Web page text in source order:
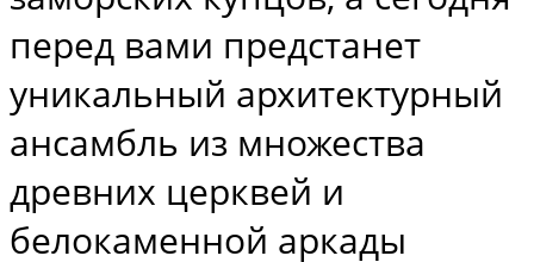
перед вами предстанет
уникальный архитектурный
ансамбль из множества
древних церквей и
белокаменной аркады